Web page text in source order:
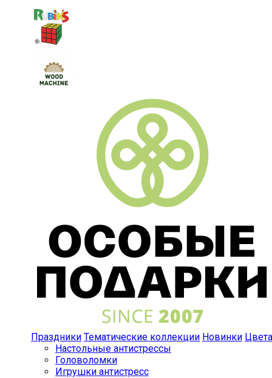
Праздники Тематические коллекции Новинки Цвета
Настольные антистрессы
Головоломки
Игрушки антистресс